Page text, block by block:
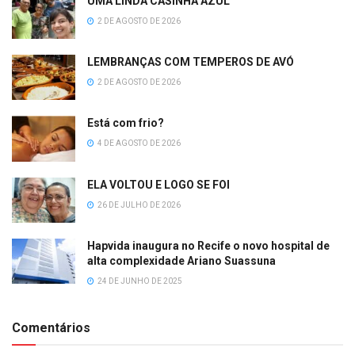
2 DE AGOSTO DE 2026
LEMBRANÇAS COM TEMPEROS DE AVÓ
2 DE AGOSTO DE 2026
Está com frio?
4 DE AGOSTO DE 2026
ELA VOLTOU E LOGO SE FOI
26 DE JULHO DE 2026
Hapvida inaugura no Recife o novo hospital de
alta complexidade Ariano Suassuna
24 DE JUNHO DE 2025
Comentários